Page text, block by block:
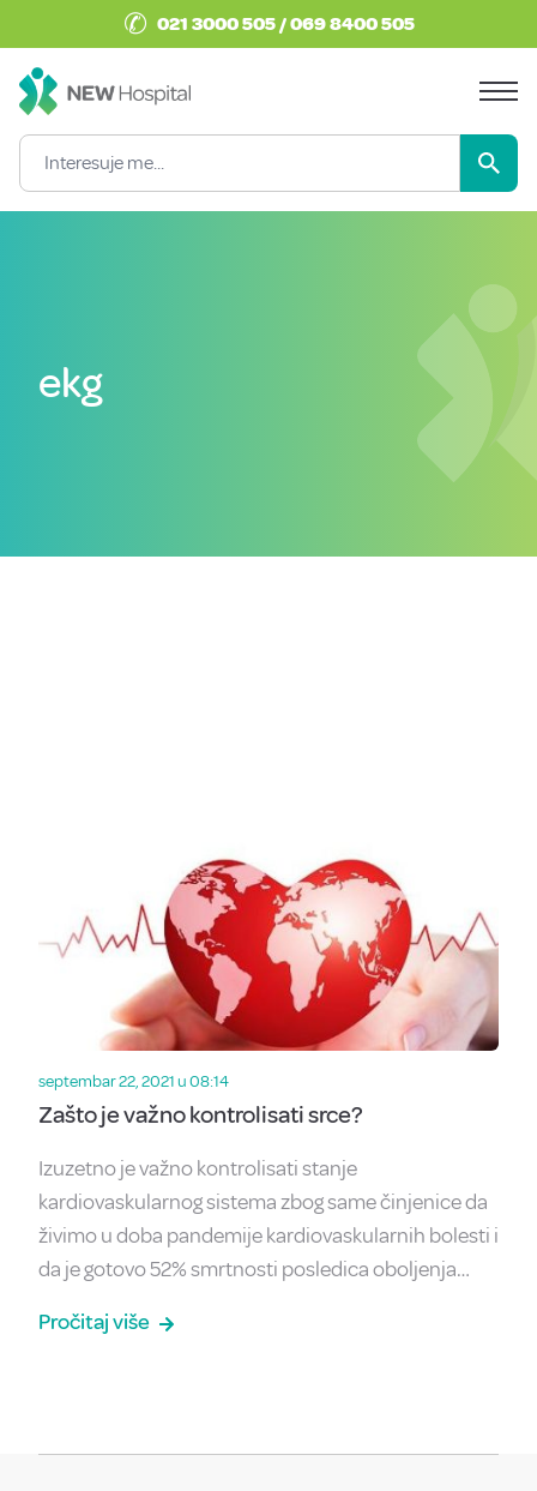
✆ 021 3000 505 / 069 8400 505
ekg
septembar 22, 2021 u 08:14
Zašto je važno kontrolisati srce?
Izuzetno je važno kontrolisati stanje
kardiovaskularnog sistema zbog same činjenice da
živimo u doba pandemije kardiovaskularnih bolesti i
da je gotovo 52% smrtnosti posledica oboljenja…
Pročitaj više